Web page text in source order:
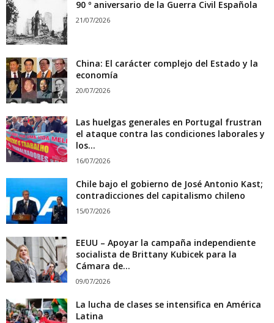
90 º aniversario de la Guerra Civil Española
21/07/2026
China: El carácter complejo del Estado y la
economía
20/07/2026
Las huelgas generales en Portugal frustran
el ataque contra las condiciones laborales y
los...
16/07/2026
Chile bajo el gobierno de José Antonio Kast;
contradicciones del capitalismo chileno
15/07/2026
EEUU – Apoyar la campaña independiente
socialista de Brittany Kubicek para la
Cámara de...
09/07/2026
La lucha de clases se intensifica en América
Latina